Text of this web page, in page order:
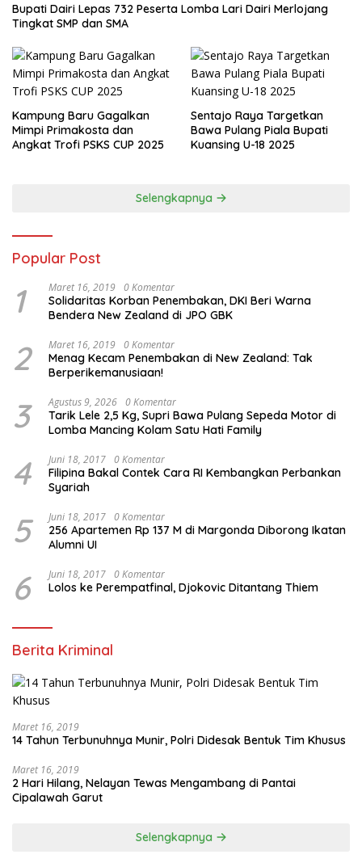
Bupati Dairi Lepas 732 Peserta Lomba Lari Dairi Merlojang
Tingkat SMP dan SMA
Kampung Baru Gagalkan
Mimpi Primakosta dan
Angkat Trofi PSKS CUP 2025
Sentajo Raya Targetkan
Bawa Pulang Piala Bupati
Kuansing U-18 2025
Selengkapnya
Popular Post
1 Maret 16, 2019 0 Komentar
Solidaritas Korban Penembakan, DKI Beri Warna
Bendera New Zealand di JPO GBK
2 Maret 16, 2019 0 Komentar
Menag Kecam Penembakan di New Zealand: Tak
Berperikemanusiaan!
3 Agustus 9, 2026 0 Komentar
Tarik Lele 2,5 Kg, Supri Bawa Pulang Sepeda Motor di
Lomba Mancing Kolam Satu Hati Family
4 Juni 18, 2017 0 Komentar
Filipina Bakal Contek Cara RI Kembangkan Perbankan
Syariah
5 Juni 18, 2017 0 Komentar
256 Apartemen Rp 137 M di Margonda Diborong Ikatan
Alumni UI
6 Juni 18, 2017 0 Komentar
Lolos ke Perempatfinal, Djokovic Ditantang Thiem
Berita Kriminal
Maret 16, 2019
14 Tahun Terbunuhnya Munir, Polri Didesak Bentuk Tim Khusus
Maret 16, 2019
2 Hari Hilang, Nelayan Tewas Mengambang di Pantai
Cipalawah Garut
Selengkapnya